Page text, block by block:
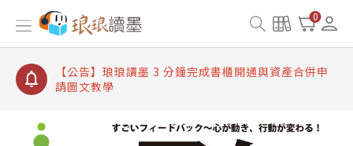
0
【公告】琅琅讀墨書櫃開通常見問題
【公告】琅琅讀墨 3 分鐘完成書櫃開通與資產合併申
【公告】琅琅書店服務升級重要說明及資產合併結果
查詢